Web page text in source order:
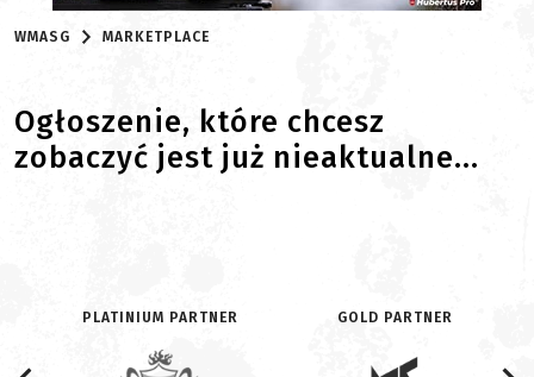
WMASG MARKETPLACE
Ogłoszenie, które chcesz
zobaczyć jest już nieaktualne...
PLATINIUM PARTNER GOLD PARTNER